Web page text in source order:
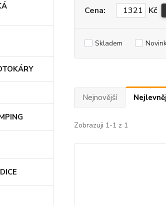
Cena: Kč
Skladem
Nejnovější
Zobrazuji 1-1 z 1